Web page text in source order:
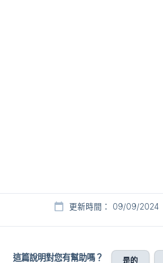
更新時間： 09/09/2024
這篇說明對您有幫助嗎？ 是的